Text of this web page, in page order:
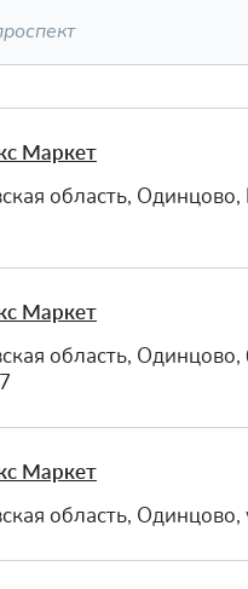
Маркет
область,
Маркет
область,
Маркет
область,